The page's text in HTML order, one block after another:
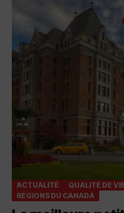
ACTUALITÉ
QUALITÉ DE
RÉGIONS DU CANADA